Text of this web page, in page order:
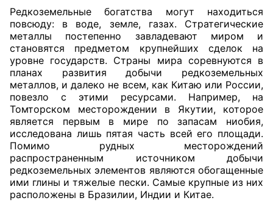
Редкоземельные богатства могут находиться
повсюду: в воде, земле, газах. Стратегические
металлы постепенно завладевают миром и
становятся предметом крупнейших сделок на
уровне государств. Страны мира соревнуются в
планах развития добычи редкоземельных
металлов, и далеко не всем, как Китаю или России,
повезло с этими ресурсами. Например, на
Томторском месторождении в Якутии, которое
является первым в мире по запасам ниобия,
исследована лишь пятая часть всей его площади.
Помимо рудных месторождений
распространенным источником добычи
редкоземельных элементов являются обогащенные
ими глины и тяжелые пески. Самые крупные из них
расположены в Бразилии, Индии и Китае.